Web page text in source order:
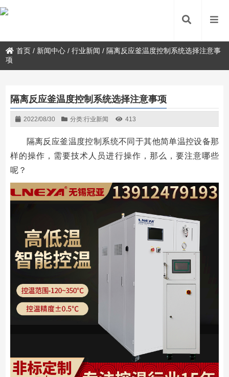
首页 / 新闻中心 /行业新闻 / 隔离反应釜温度控制系统选择注意事
项
隔离反应釜温度控制系统选择注意事项
2022/08/30 分类:行业新闻 413
隔离反应釜温度控制系统不同于其他简单温控设备那
样的操作，需要技术人员进行操作，那么，要注意哪些
呢？